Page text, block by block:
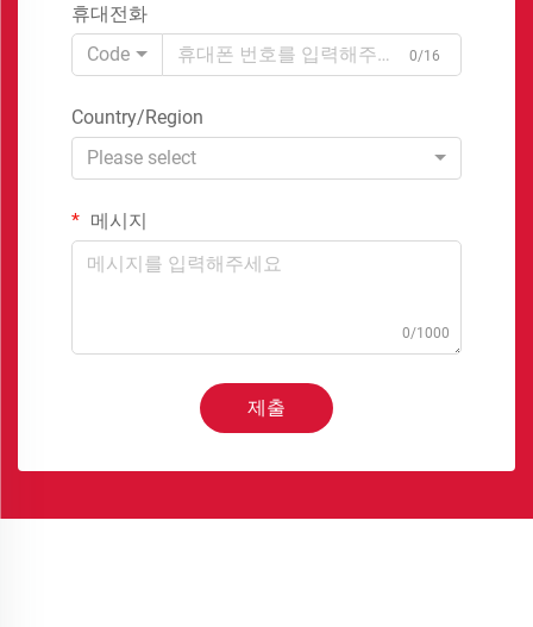
휴대전화
Code
0/16
Country/Region
Please select
메시지
0/1000
제출